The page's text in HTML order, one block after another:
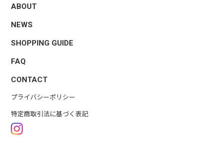
ABOUT
NEWS
SHOPPING GUIDE
FAQ
CONTACT
プライバシーポリシー
特定商取引法に基づく表記